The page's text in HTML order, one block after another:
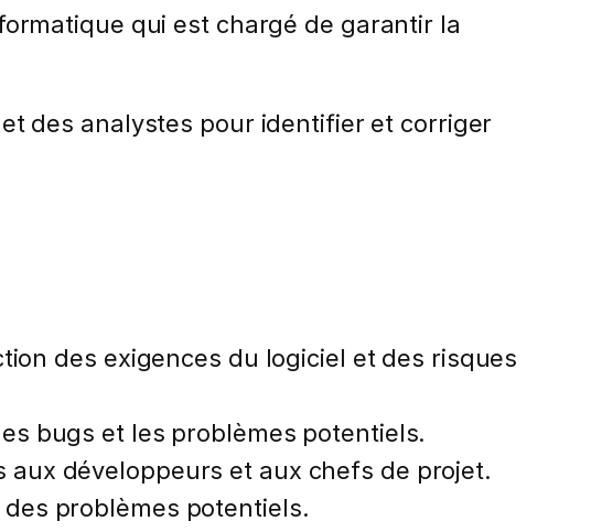
qui est chargé de garantir la
des analystes pour identifier et corriger
des exigences du logiciel et des risques
bugs et les problèmes potentiels.
développeurs et aux chefs de projet.
problèmes potentiels.